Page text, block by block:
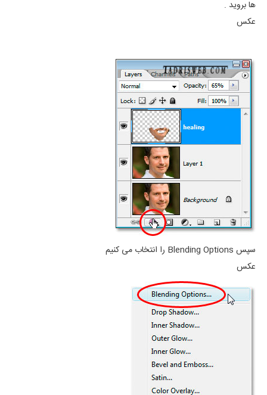
ها بروید .
عکس
سپس Blending Options را انتخاب می کنیم
عکس